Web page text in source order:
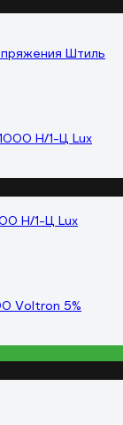
Штиль
Н/1-Ц Lux